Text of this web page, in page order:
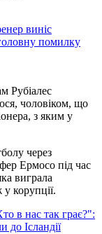
виніс
помилку
Рубіалес
чоловіком, що
з яким у
через
Ермосо під час
виграла
корупції.
в нас так грає?":
до Ісландії